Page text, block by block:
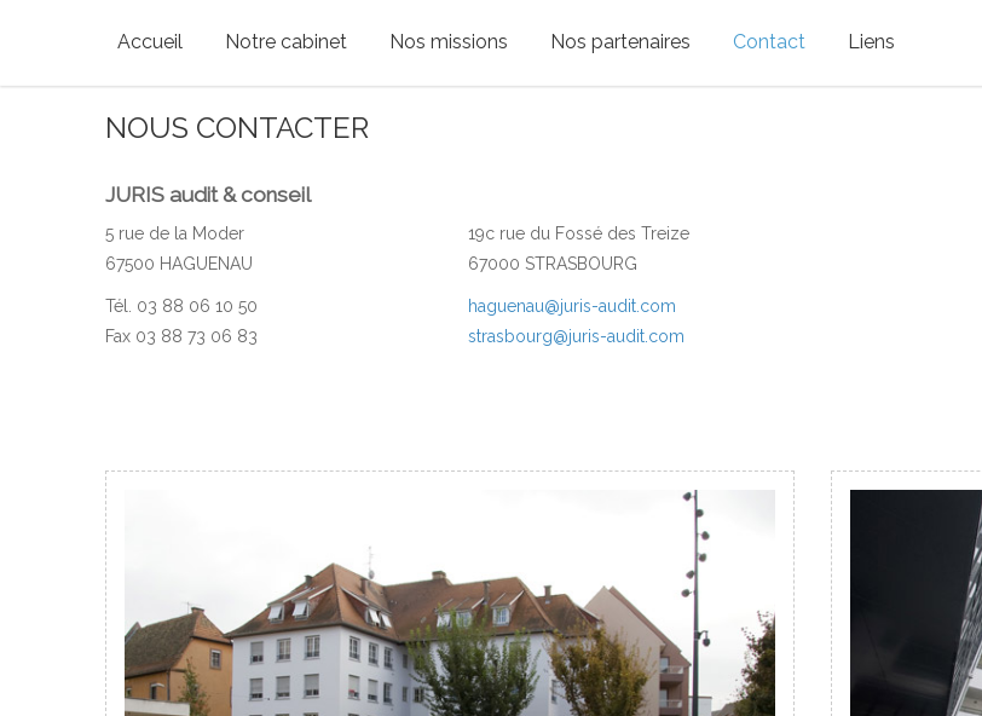
Accueil Notre cabinet Nos missions Nos partenaires Contact Liens
NOUS CONTACTER
JURIS audit & conseil
5 rue de la Moder
67500 HAGUENAU
Tél. 03 88 06 10 50
Fax 03 88 73 06 83
19c rue du Fossé des Treize
67000 STRASBOURG
haguenau@juris-audit.com
strasbourg@juris-audit.com